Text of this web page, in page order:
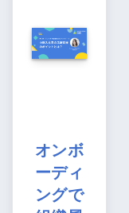
オンボ
ーディ
ングで